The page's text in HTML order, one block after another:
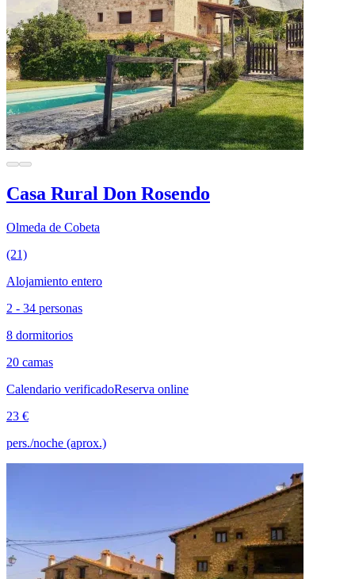
Casa Rural Don Rosendo
Olmeda de Cobeta
(21)
Alojamiento entero
2 - 34 personas
8 dormitorios
20 camas
Calendario verificadoReserva online
23 €
pers./noche (aprox.)